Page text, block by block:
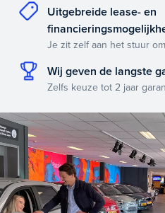
Uitgebreide lease- en
Je zit zelf aan het stuur
Wij geven de langste
Zelfs keuze tot 2 jaar